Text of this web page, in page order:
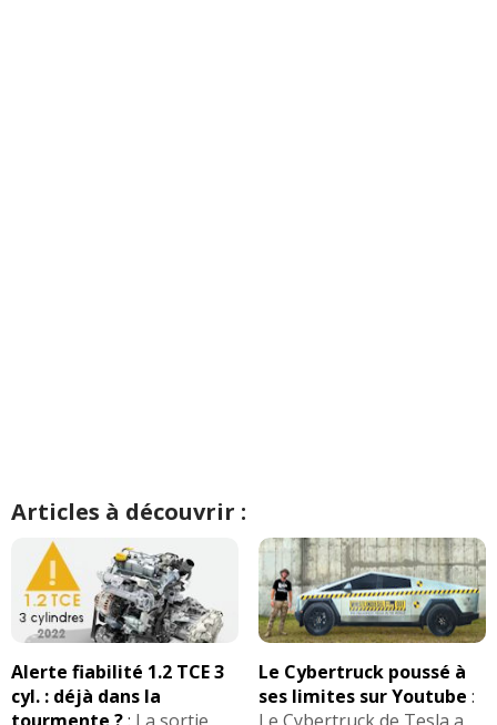
Articles à découvrir :
Alerte fiabilité 1.2 TCE 3
cyl. : déjà dans la
Le Cybertruck poussé à
ses limites sur Youtube :